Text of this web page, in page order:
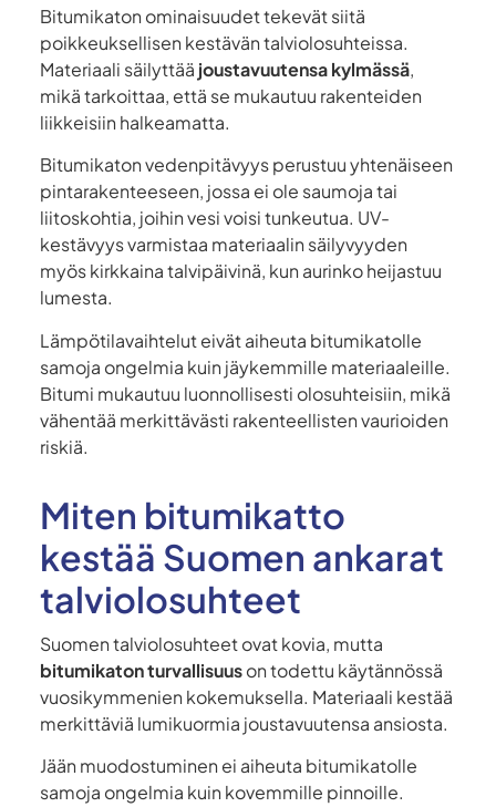
Bitumikaton ominaisuudet tekevät siitä
poikkeuksellisen kestävän talviolosuhteissa.
Materiaali säilyttää joustavuutensa kylmässä,
mikä tarkoittaa, että se mukautuu rakenteiden
liikkeisiin halkeamatta.
Bitumikaton vedenpitävyys perustuu yhtenäiseen
pintarakenteeseen, jossa ei ole saumoja tai
liitoskohtia, joihin vesi voisi tunkeutua. UV-
kestävyys varmistaa materiaalin säilyvyyden
myös kirkkaina talvipäivinä, kun aurinko heijastuu
lumesta.
Lämpötilavaihtelut eivät aiheuta bitumikatolle
samoja ongelmia kuin jäykemmille materiaaleille.
Bitumi mukautuu luonnollisesti olosuhteisiin, mikä
vähentää merkittävästi rakenteellisten vaurioiden
riskiä.
Miten bitumikatto
kestää Suomen ankarat
talviolosuhteet
Suomen talviolosuhteet ovat kovia, mutta
bitumikaton turvallisuuson todettu käytännössä
vuosikymmenien kokemuksella. Materiaali kestää
merkittäviä lumikuormia joustavuutensa ansiosta.
Jään muodostuminen ei aiheuta bitumikatolle
samoja ongelmia kuin kovemmille pinnoille.